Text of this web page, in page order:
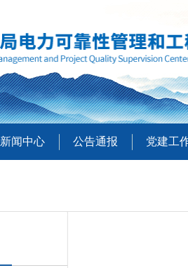
新闻中心 公告通报 党建工